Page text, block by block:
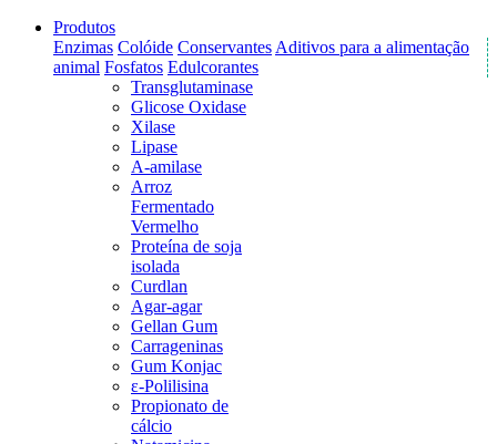
Produtos
Enzimas Colóide Conservantes Aditivos para a alimentação
animal Fosfatos Edulcorantes
Transglutaminase
Glicose Oxidase
Xilase
Lipase
A-amilase
Arroz
Fermentado
Vermelho
Proteína de soja
isolada
Curdlan
Agar-agar
Gellan Gum
Carrageninas
Gum Konjac
ε-Polilisina
Propionato de
cálcio